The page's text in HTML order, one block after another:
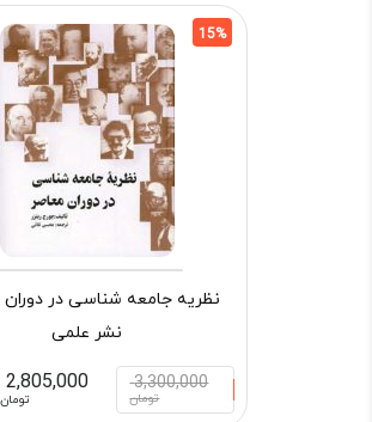
15%
نظریه جامعه شناسی در دوران
نشر علمی
3,300,000
تومان
2,805,000
تومان